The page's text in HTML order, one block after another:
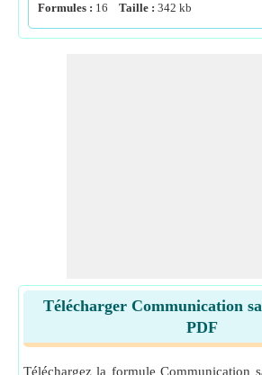
Formules : 16 Taille : 342 kb
Télécharger Communication
PDF
Téléchargez la formule Communication